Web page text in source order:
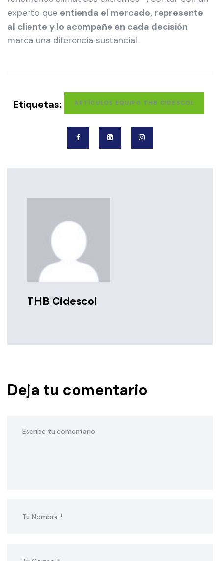
experto que entienda el mercado, represente
al cliente y lo acompañe en cada decisión
marca una diferencia sustancial.
Etiquetas: ARTÍCULOS EQUIPO THB CIDESCOL
THB Cidescol
Deja tu comentario